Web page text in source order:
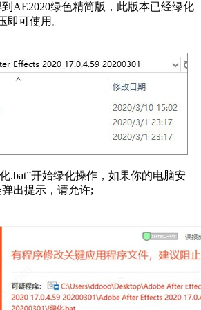
绿色精简版，此版本已经绿化
即可使用。
开始绿化操作，如果你的电脑安
出提示，请允许;